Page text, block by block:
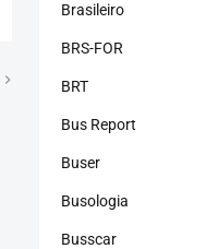
Brasileiro
BRS-FOR
BRT
Bus Report
Buser
Busologia
Busscar